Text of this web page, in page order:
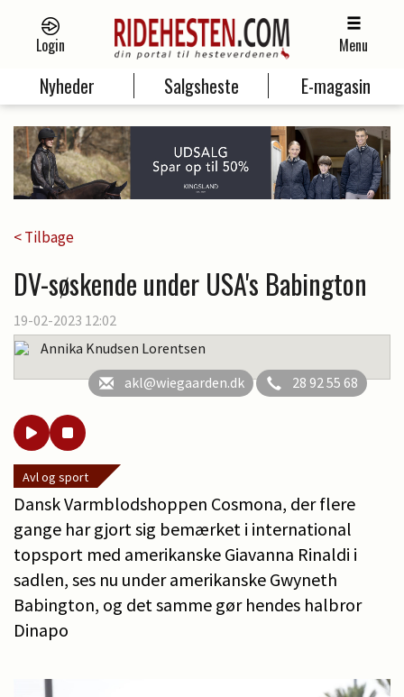
Login Menu
Nyheder Salgsheste E-magasin
< Tilbage
DV-søskende under USA's Babington
19-02-2023 12:02
Annika Knudsen Lorentsen
akl@wiegaarden.dk
28 92 55 68
Avl og sport
Dansk Varmblodshoppen Cosmona, der flere
gange har gjort sig bemærket i international
topsport med amerikanske Giavanna Rinaldi i
sadlen, ses nu under amerikanske Gwyneth
Babington, og det samme gør hendes halbror
Dinapo